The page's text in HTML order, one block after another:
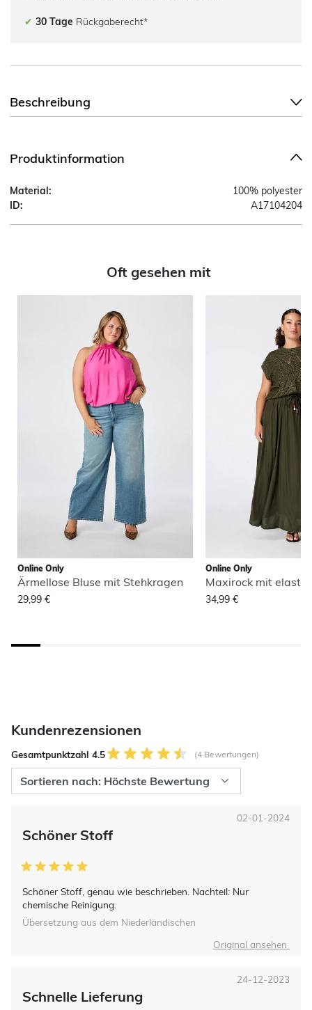
✔ 30 Tage Rückgaberecht*
Beschreibung
Produktinformation
Material:
100% polyester
ID:
A17104204
Oft gesehen mit
Online Only
Ärmellose Bluse mit Stehkragen
29,99 €
Online Only
Maxirock mit
34,99 €
Kundenrezensionen
Gesamtpunktzahl 4.5 (4 Bewertungen)
Schöner Stoff
Schöner Stoff, genau wie beschrieben. Nachteil: Nur
chemische Reinigung.
02-01-2024
Übersetzung aus dem Niederländischen
Original ansehen
Schnelle Lieferung
24-12-2023